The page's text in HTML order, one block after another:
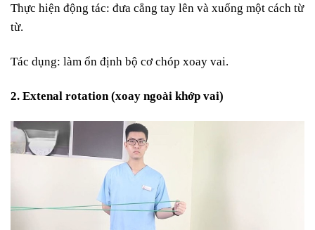
Thực hiện động tác: đưa cẳng tay lên và xuống một cách từ
từ.
Tác dụng: làm ổn định bộ cơ chóp xoay vai.
2. Extenal rotation (xoay ngoài khớp vai)